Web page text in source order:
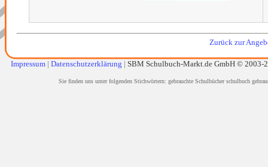
Zurück zur
Impressum | Datenschutzerklärung | SBM Schulbuch-Markt.de GmbH © 2003-
Sie finden uns unter folgenden Stichwörtern: gebrauchte Schulbücher schulbuch